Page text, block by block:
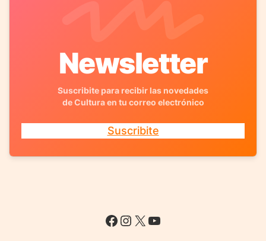
Newsletter
Suscribite para recibir las novedades
de Cultura en tu correo electrónico
Suscribite
Facebook
Instagram
X YouTube